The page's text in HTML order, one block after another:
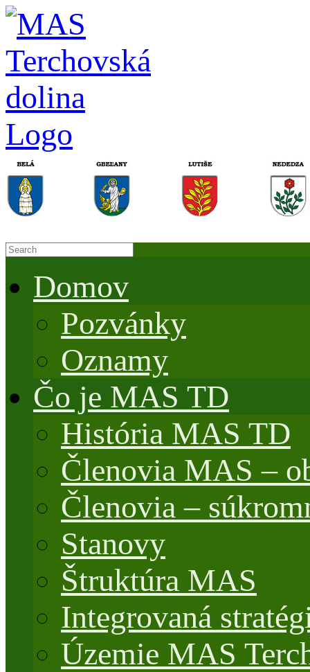
Domov
Pozvánky
Oznamy
Čo je MAS TD
História MAS TD
Členovia MAS –
Členovia –
Stanovy
Štruktúra MAS
Integrovaná
Územie MAS